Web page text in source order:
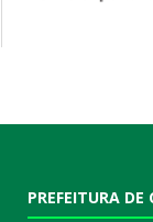
PREFEITURA DE